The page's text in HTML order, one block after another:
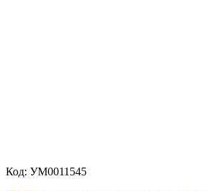
Код: УМ0011545